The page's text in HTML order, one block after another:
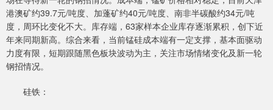
港澳矿约39.7元/吨度、加蓬矿约40元/吨度、南非半碳酸约34元/吨
度，周环比变化不大。库存端，63家样本企业库存逐渐累积，创下近
年来同期新高。综合来看，当前锰硅成本端有一定支撑，基本面驱动
力度有限，短期跟随黑色板块波动为主，关注市场情绪变化及新一轮
钢招情况。
硅铁：